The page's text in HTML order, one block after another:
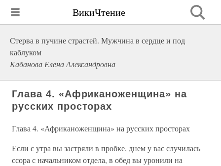
ВикиЧтение
Стерва в пучине страстей. Мужчина в сердце и под
каблуком
Кабанова Елена Александровна
Глава 4. «Африканоженщина» на
русских просторах
Глава 4. «Африканоженщина» на русских просторах
Если с утра вы застряли в пробке, днем у вас случилась
ссора с начальником отдела, в обед вы уронили на